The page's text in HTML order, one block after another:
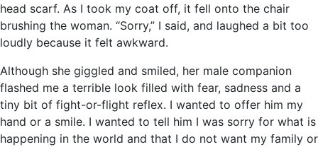
head scarf. As I took my coat off, it fell onto the chair
brushing the woman. “Sorry,” I said, and laughed a bit too
loudly because it felt awkward.
Although she giggled and smiled, her male companion
flashed me a terrible look filled with fear, sadness and a
tiny bit of fight-or-flight reflex. I wanted to offer him my
hand or a smile. I wanted to tell him I was sorry for what is
happening in the world and that I do not want my family or